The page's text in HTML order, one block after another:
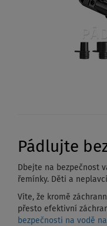
Pádlujte
Dbejte na bezpečnost
řemínky. Děti a
Víte, že kromě
přesto efektivní
bezpečnosti na vodě